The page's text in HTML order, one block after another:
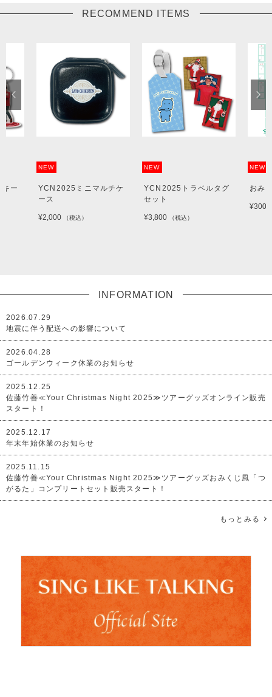
RECOMMEND ITEMS
ー
NEW
YCN2025ミニマルチケ
ース
¥2,000 （税込）
NEW
YCN2025トラベルタグ
セット
¥3,800 （税込）
NEW
おみ
¥300
INFORMATION
2026.07.29
地震に伴う配送への影響について
2026.04.28
ゴールデンウィーク休業のお知らせ
2025.12.25
佐藤竹善≪Your Christmas Night 2025≫ツアーグッズオンライン販売
スタート！
2025.12.17
年末年始休業のお知らせ
2025.11.15
佐藤竹善≪Your Christmas Night 2025≫ツアーグッズおみくじ風「つ
がるた」コンプリートセット販売スタート！
もっとみる